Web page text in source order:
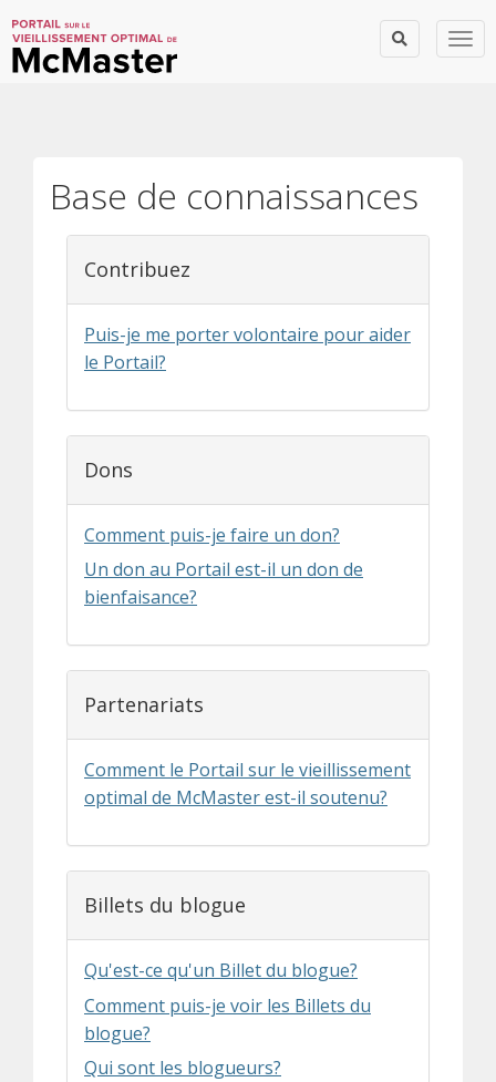
Base de connaissances
Contribuez
Puis-je me porter volontaire pour aider
le Portail?
Dons
Comment puis-je faire un don?
Un don au Portail est-il un don de
bienfaisance?
Partenariats
Comment le Portail sur le vieillissement
optimal de McMaster est-il soutenu?
Billets du blogue
Qu'est-ce qu'un Billet du blogue?
Comment puis-je voir les Billets du
blogue?
Qui sont les blogueurs?